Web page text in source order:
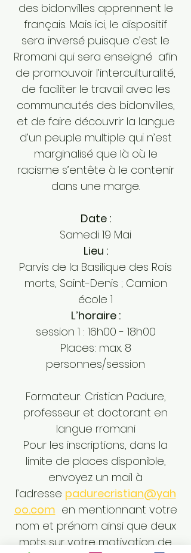
des bidonvilles apprennent le
français. Mais ici, le dispositif
sera inversé puisque c’est le
Rromani qui sera enseigné afin
de promouvoir l’interculturalité,
de faciliter le travail avec les
communautés des bidonvilles,
et de faire découvrir la langue
d’un peuple multiple qui n’est
marginalisé que là où le
racisme s’entête à le contenir
dans une marge.
Date :
​Samedi 19 Mai
Lieu :
Parvis de la Basilique des Rois
morts, Saint-Denis ; Camion
école 1
L’horaire :
session 1 : 16h00 - 18h00
Places: max. 8
personnes/session
Formateur: Cristian Padure,
professeur et doctorant en
langue rromani
Pour les inscriptions, dans la
limite de places disponible,
envoyez un mail à
l’adresse padurecristian@yah
oo.com en mentionnant votre
nom et prénom ainsi que deux
mots sur votre motivation de